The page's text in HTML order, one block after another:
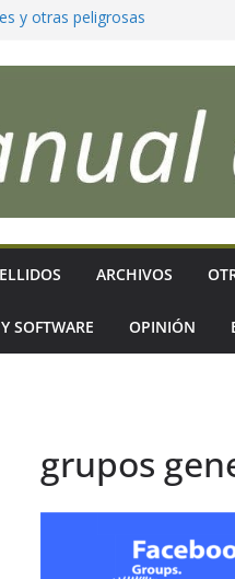
y otras peligrosas
que reflejen
sigues?
ARCHIVOS
SOFTWARE OPINIÓN
grupos